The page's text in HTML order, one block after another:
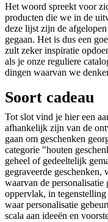
Het woord spreekt voor
producten die we in de
deze lijst zijn de
gegaan. Het is dus een
zult zeker inspiratie
als je onze reguliere
dingen waarvan we
Soort cadeau
Tot slot vind je hier een
afhankelijk zijn van de
gaan om geschenken
categorie "houten
geheel of gedeeltelijk
gegraveerde geschenken,
waarvan de
oppervlak, in
waar personalisatie
scala aan ideeën en